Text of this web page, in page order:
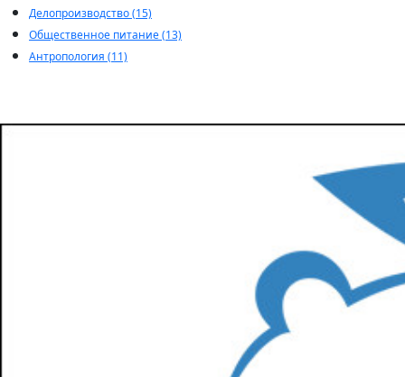
Делопроизводство (15)
Общественное питание (13)
Антропология (11)